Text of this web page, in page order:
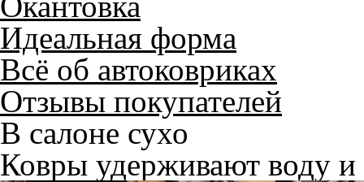
Идеальная форма
Всё об автоковриках
Отзывы покупателей
В салоне сухо
Ковры удерживают воду и